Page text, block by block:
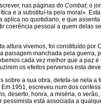
nas páginas do Combat, o
e a substituí-la pela moral».
no quotidiano, e que
coerência pessoal a quem delas
altura vivemos, foi constituído por
paisagem manchada pela guerra,
cada vez melhor que a paz
os efeitos perversos esta
sobre a sua obra, deteta-se nela a
1951, escreveu num dos
deserto, honra, a miséria, o
está associada a